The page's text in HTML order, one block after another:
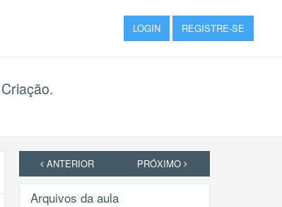
LOGIN REGISTRE-SE
ANTERIOR PRÓXIMO
Arquivos da aula